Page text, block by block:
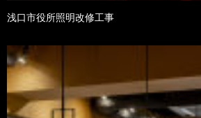
浅口市役所照明改修工事